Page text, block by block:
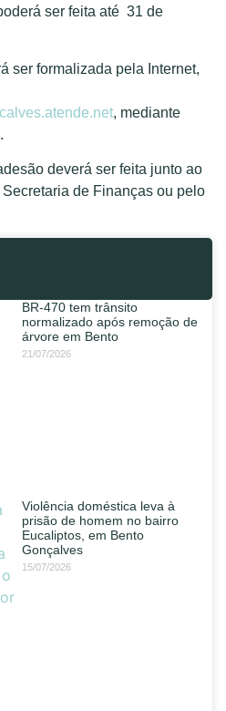
ser feita até 31 de
ser formalizada pela Internet,
, mediante
deverá ser feita junto ao
de Finanças ou pelo
BR-470 tem trânsito
normalizado após remoção de
árvore em Bento
21/07/2026
Violência doméstica leva à
prisão de homem no bairro
Eucaliptos, em Bento
Gonçalves
15/07/2026